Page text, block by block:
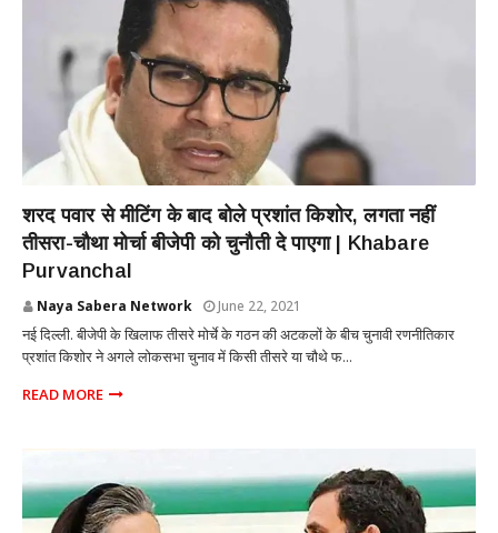
शरद पवार से मीटिंग के बाद बोले प्रशांत किशोर, लगता नहीं
तीसरा-चौथा मोर्चा बीजेपी को चुनौती दे पाएगा | Khabare
Purvanchal
Naya Sabera Network June 22, 2021
नई दिल्ली. बीजेपी के खिलाफ तीसरे मोर्चे के गठन की अटकलों के बीच चुनावी रणनीतिकार
प्रशांत किशोर ने अगले लोकसभा चुनाव में किसी तीसरे या चौथे फ...
READ MORE